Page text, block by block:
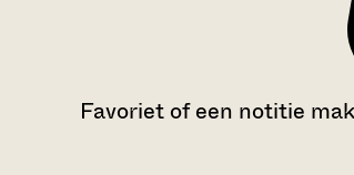
Favoriet of een notitie